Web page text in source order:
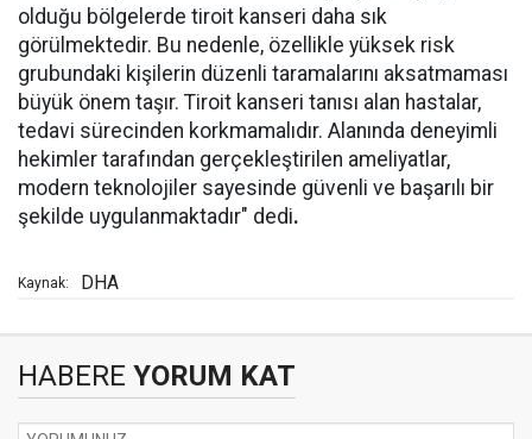
olduğu bölgelerde tiroit kanseri daha sık
görülmektedir. Bu nedenle, özellikle yüksek risk
grubundaki kişilerin düzenli taramalarını aksatmaması
büyük önem taşır. Tiroit kanseri tanısı alan hastalar,
tedavi sürecinden korkmamalıdır. Alanında deneyimli
hekimler tarafından gerçekleştirilen ameliyatlar,
modern teknolojiler sayesinde güvenli ve başarılı bir
şekilde uygulanmaktadır" dedi.
Kaynak: DHA
HABERE YORUM KAT